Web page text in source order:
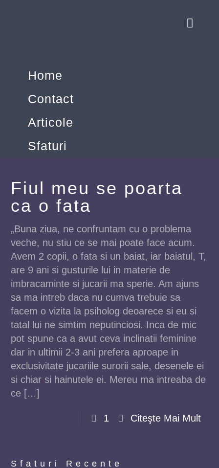
Home
Contact
Articole
Sfaturi
Fiul meu se poarta
ca o fata
„Buna ziua, ne confruntam cu o problema
veche, nu stiu ce se mai poate face acum.
Avem 2 copii, o fata si un baiat, iar baiatul, T,
are 9 ani si gusturile lui in materie de
imbracaminte si jucarii ma sperie. Am ajuns
sa ma intreb daca nu cumva trebuie sa
facem o vizita la psiholog deoarece si eu si
tatal lui ne simtim neputinciosi. Inca de mic
pot spune ca a avut ceva inclinatii feminine
dar in ultimii 2-3 ani prefera aproape in
exclusivitate jucariile surorii sale, desenele ei
si chiar si hainutele ei. Mereu ma intreaba de
ce […]
1 Citeşte Mai Mult
Sfaturi Recente